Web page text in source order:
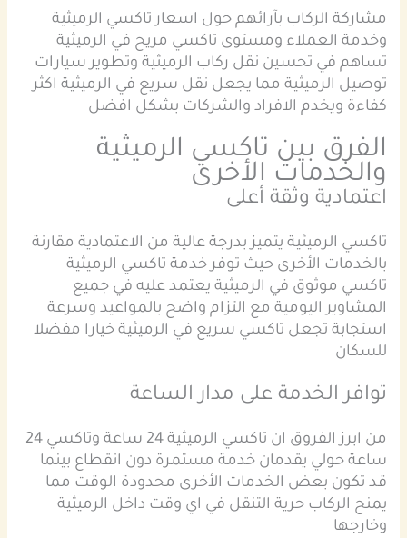
مشاركة الركاب بآرائهم حول اسعار تاكسي الرميثية
وخدمة العملاء ومستوى تاكسي مريح في الرميثية
تساهم في تحسين نقل ركاب الرميثية وتطوير سيارات
توصيل الرميثية مما يجعل نقل سريع في الرميثية اكثر
كفاءة ويخدم الافراد والشركات بشكل افضل
الفرق بين تاكسي الرميثية
والخدمات الأخرى
اعتمادية وثقة أعلى
تاكسي الرميثية يتميز بدرجة عالية من الاعتمادية مقارنة
بالخدمات الأخرى حيث توفر خدمة تاكسي الرميثية
تاكسي موثوق في الرميثية يعتمد عليه في جميع
المشاوير اليومية مع التزام واضح بالمواعيد وسرعة
استجابة تجعل تاكسي سريع في الرميثية خيارا مفضلا
للسكان
توافر الخدمة على مدار الساعة
من ابرز الفروق ان تاكسي الرميثية 24 ساعة وتاكسي 24
ساعة حولي يقدمان خدمة مستمرة دون انقطاع بينما
قد تكون بعض الخدمات الأخرى محدودة الوقت مما
يمنح الركاب حرية التنقل في اي وقت داخل الرميثية
وخارجها